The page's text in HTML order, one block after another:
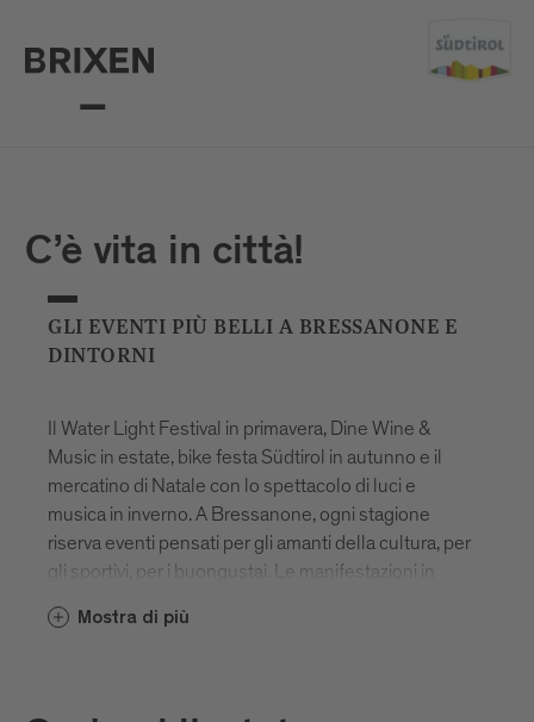
C’è vita in città!
GLI EVENTI PIÙ BELLI A BRESSANONE E
DINTORNI
Il Water Light Festival in primavera, Dine Wine &
Music in estate, bike festa Südtirol in autunno e il
mercatino di Natale con lo spettacolo di luci e
musica in inverno. A Bressanone, ogni stagione
riserva eventi pensati per gli amanti della cultura, per
gli sportivi, per i buongustai. Le manifestazioni in
di lasciarsi coinvolgere e sorprendere dai vari format
Mostra di più